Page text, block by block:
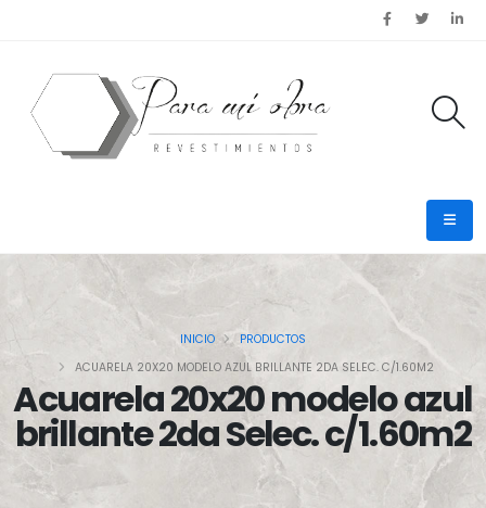
Acuarela 20x20 modelo azul
brillante 2da Selec. c/1.60m2
INICIO
PRODUCTOS
ACUARELA 20X20 MODELO AZUL BRILLANTE 2DA SELEC. C/1.60M2